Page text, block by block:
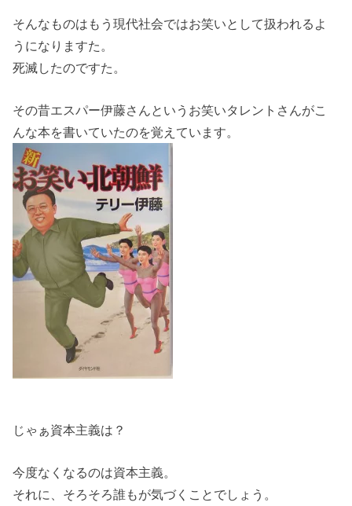
そんなものはもう現代社会ではお笑いとして扱われるよ
うになりますた。
死滅したのですた。
その昔エスパー伊藤さんというお笑いタレントさんがこ
んな本を書いていたのを覚えています。
じゃぁ資本主義は？
今度なくなるのは資本主義。
それに、そろそろ誰もが気づくことでしょう。